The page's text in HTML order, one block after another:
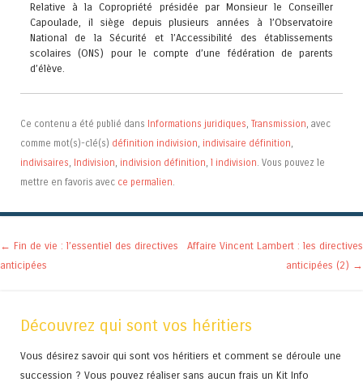
Relative à la Copropriété présidée par Monsieur le Conseiller
Capoulade, il siège depuis plusieurs années à l’Observatoire
National de la Sécurité et l’Accessibilité des établissements
scolaires (ONS) pour le compte d’une fédération de parents
d’élève.
Ce contenu a été publié dans Informations juridiques, Transmission, avec
comme mot(s)-clé(s) définition indivision, indivisaire définition,
indivisaires, Indivision, indivision définition, l indivision. Vous pouvez le
mettre en favoris avec ce permalien.
Navigation des articles
← Fin de vie : l’essentiel des directives
anticipées
Affaire Vincent Lambert : les directives
anticipées (2) →
Découvrez qui sont vos héritiers
Vous désirez savoir qui sont vos héritiers et comment se déroule une
succession ? Vous pouvez réaliser sans aucun frais un Kit Info